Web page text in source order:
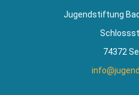
Jugendstiftung
74372